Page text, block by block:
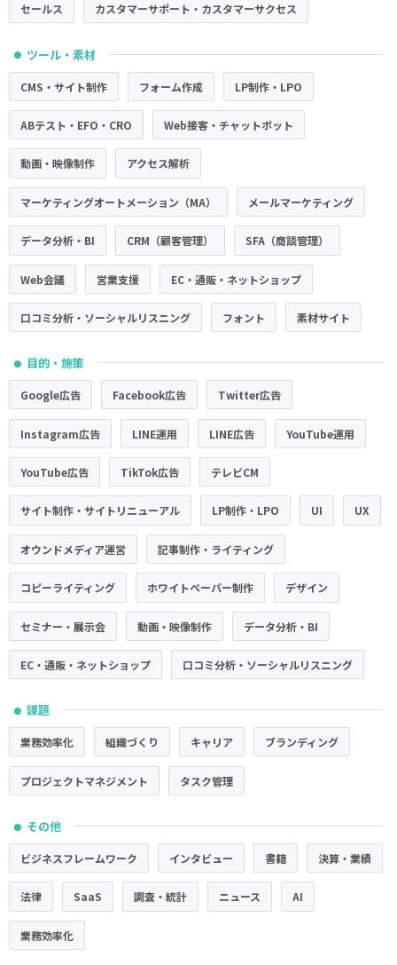
セールス カスタマーサポート・カスタマーサクセス
● ツール・素材
CMS・サイト制作 フォーム作成 LP制作・LPO
ABテスト・EFO・CRO Web接客・チャットボット
動画・映像制作 アクセス解析
マーケティングオートメーション（MA） メールマーケティング
データ分析・BI CRM（顧客管理） SFA（商談管理）
Web会議 営業支援 EC・通販・ネットショップ
口コミ分析・ソーシャルリスニング フォント 素材サイト
● 目的・施策
Google広告 Facebook広告 Twitter広告
Instagram広告 LINE運用 LINE広告 YouTube運用
YouTube広告 TikTok広告 テレビCM
サイト制作・サイトリニューアル LP制作・LPO UI UX
オウンドメディア運営 記事制作・ライティング
コピーライティング ホワイトペーパー制作 デザイン
セミナー・展示会 動画・映像制作 データ分析・BI
EC・通販・ネットショップ 口コミ分析・ソーシャルリスニング
● 課題
業務効率化 組織づくり キャリア ブランディング
プロジェクトマネジメント タスク管理
● その他
ビジネスフレームワーク インタビュー 書籍 決算・業績
法律 SaaS 調査・統計 ニュース AI
業務効率化